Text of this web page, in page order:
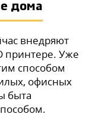
дома
внедряют
принтере. Уже
способом
офисных
быта